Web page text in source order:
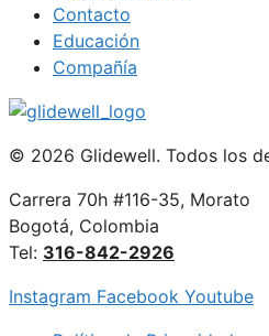
Contacto
Educación
Compañía
© 2026 Glidewell. Todos los
Carrera 70h #116-35, Morato
Bogotá, Colombia
Tel: 316-842-2926
Instagram Facebook Youtube